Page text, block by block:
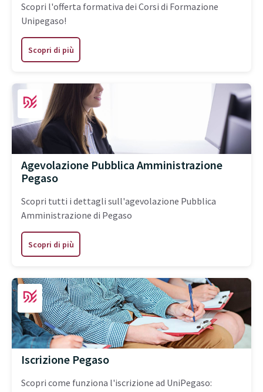
Scopri l'offerta formativa dei Corsi di Formazione
Unipegaso!
Scopri di più
Agevolazione Pubblica Amministrazione
Pegaso
Scopri tutti i dettagli sull'agevolazione Pubblica
Amministrazione di Pegaso
Scopri di più
Iscrizione Pegaso
Scopri come funziona l'iscrizione ad UniPegaso: